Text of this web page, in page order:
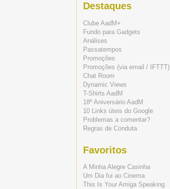
Destaques
Clube AadM+
Fundo para Gadgets
Análises
Passatempos
Promoções
Promoções (via email / IFTTT)
Chat Room
Dynamic Views
T-Shirts AadM
18º Aniversário AadM
10 Links úteis do Google
Problemas a comentar?
Regras de Conduta
Favoritos
A Minha Alegre Casinha
Um Dia fui ao Cinema
This Is Your Amiga Speaking